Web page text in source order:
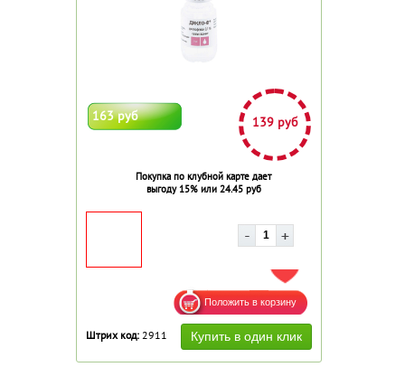
163 руб 139 руб
Покупка по клубной карте дает
выгоду 15% или 24.45 руб
ДОБАВИТЬ В ИЗБРАННОЕ
Штрих код: 2911